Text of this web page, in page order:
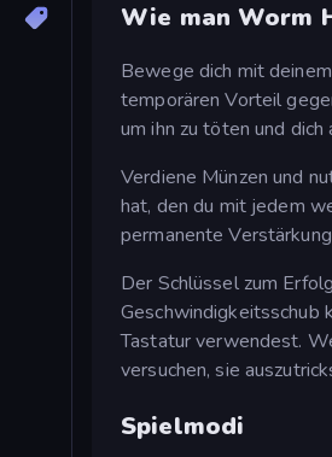
Wie man Worm
Bewege dich mit
temporären Vorteil
um ihn zu töten und
Verdiene Münzen und
hat, den du mit jedem
permanente
Der Schlüssel zum
Geschwindigkeitsschub
Tastatur verwendest.
versuchen, sie
Spielmodi